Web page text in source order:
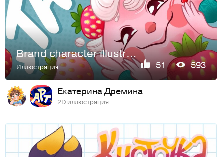
Brand character illustrations for Japanese street food
Иллюстрация 51 593
Екатерина Дремина
2D иллюстрация